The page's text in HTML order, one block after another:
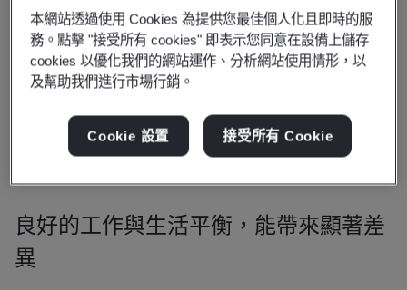
是嚴重的營運風險。
英國健康與安全執行署 (HSE) 的資料顯示，在 2021/22 年
度，有 914,000 名勞工飽受工作壓力、憂鬱或焦慮之苦，
積極採取行動以解決這些挑戰的職場，將能更有效應對高離
良好的工作與生活平衡，能帶來顯著差
異
本網站透過使用 Cookies 為提供您最佳個人化且即時的服
務。點擊 "接受所有 cookies" 即表示您同意在設備上儲存
cookies 以優化我們的網站運作、分析網站使用情形，以
及幫助我們進行市場行銷。
Cookie 設置 接受所有 Cookie